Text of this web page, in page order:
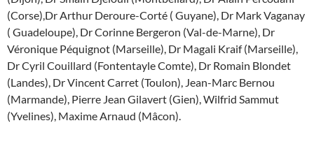
(Corse),Dr Arthur Deroure-Corté ( Guyane), Dr Mark Vaganay
( Guadeloupe), Dr Corinne Bergeron (Val-de-Marne), Dr
Véronique Péquignot (Marseille), Dr Magali Kraif (Marseille),
Dr Cyril Couillard (Fontentayle Comte), Dr Romain Blondet
(Landes), Dr Vincent Carret (Toulon), Jean-Marc Bernou
(Marmande), Pierre Jean Gilavert (Gien), Wilfrid Sammut
(Yvelines), Maxime Arnaud (Mâcon).